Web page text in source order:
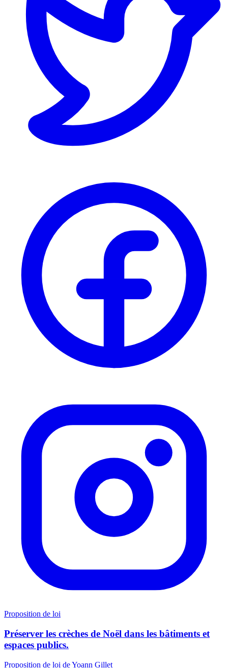
Proposition de loi
Préserver les crèches de Noël dans les bâtiments et
espaces publics.
Proposition de loi de Yoann Gillet